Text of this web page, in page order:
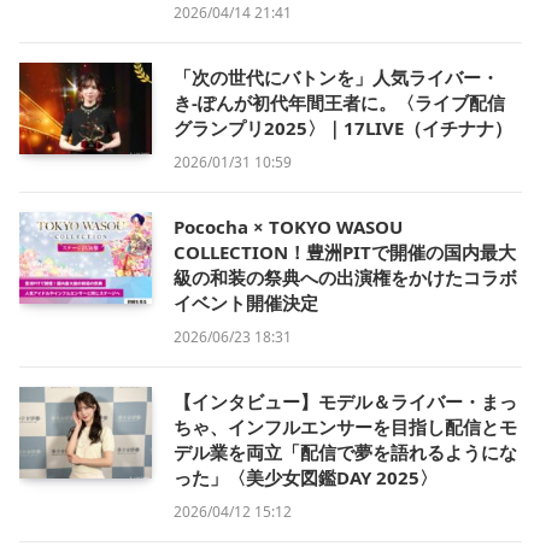
2026/04/14 21:41
「次の世代にバトンを」人気ライバー・
き-ぽんが初代年間王者に。〈ライブ配信
グランプリ2025〉｜17LIVE（イチナナ）
2026/01/31 10:59
Pococha × TOKYO WASOU
COLLECTION！豊洲PITで開催の国内最大
級の和装の祭典への出演権をかけたコラボ
イベント開催決定
2026/06/23 18:31
【インタビュー】モデル＆ライバー・まっ
ちゃ、インフルエンサーを目指し配信とモ
デル業を両立「配信で夢を語れるようにな
った」〈美少女図鑑DAY 2025〉
2026/04/12 15:12